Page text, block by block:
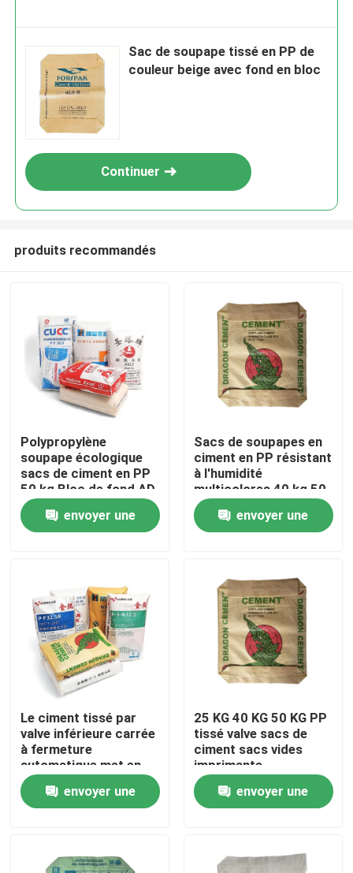
Produits
Au sujet de nous
Contrôle de qualité
Contactez-nous
Nouvelles
Demandez une citation
Pp cimentent des sacs
Sac de soupape tissé en PP de
couleur beige avec fond en bloc
Continuer
produits recommandés
Polypropylène
soupape écologique
sacs de ciment en PP
50 kg Bloc de fond AD
STAR emballage
envoyer une
Sacs de soupapes en
ciment en PP résistant
à l'humidité
multicolores 40 kg 50
kg
envoyer une
Le ciment tissé par
valve inférieure carrée
à fermeture
automatique met en
sac 20 kilogrammes
25 kilogrammes 40
kilogrammes 50
envoyer une
25 KG 40 KG 50 KG PP
tissé valve sacs de
ciment sacs vides
imprimante
industrielle
envoyer une